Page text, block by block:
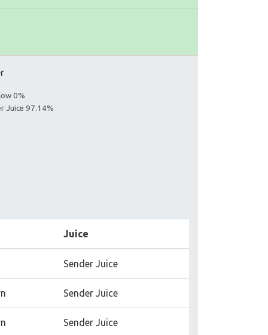
0%
Juice 97.14%
Juice
Sender Juice
Sender Juice
Sender Juice